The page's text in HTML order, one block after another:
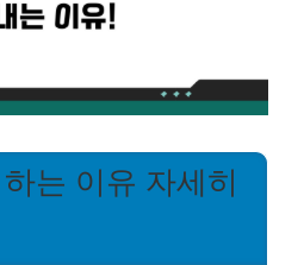
는 이유 자세히